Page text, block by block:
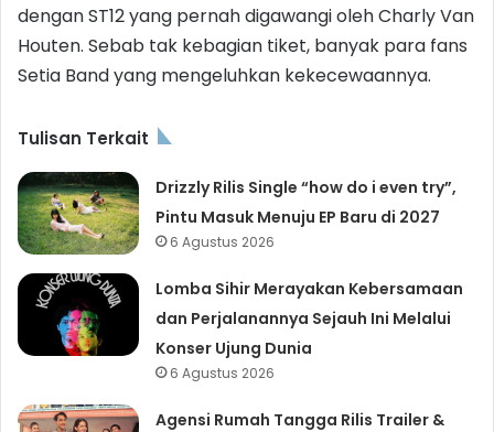
dengan ST12 yang pernah digawangi oleh Charly Van
Houten. Sebab tak kebagian tiket, banyak para fans
Setia Band yang mengeluhkan kekecewaannya.
Tulisan Terkait
Drizzly Rilis Single “how do i even try”,
Pintu Masuk Menuju EP Baru di 2027
6 Agustus 2026
Lomba Sihir Merayakan Kebersamaan
dan Perjalanannya Sejauh Ini Melalui
Konser Ujung Dunia
6 Agustus 2026
Agensi Rumah Tangga Rilis Trailer &